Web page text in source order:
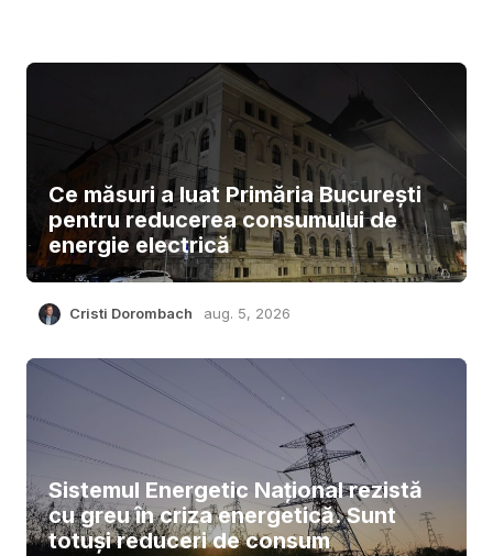
Ce măsuri a luat Primăria București
pentru reducerea consumului de
energie electrică
Cristi Dorombach aug. 5, 2026
Sistemul Energetic Național rezistă
cu greu în criza energetică. Sunt
totuși reduceri de consum